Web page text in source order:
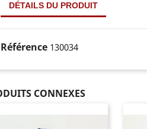
DÉTAILS DU PRODUIT
Référence 130034
CONNEXES